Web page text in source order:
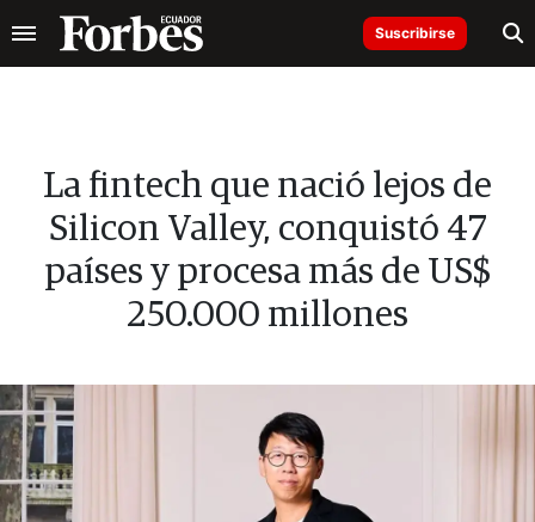
Suscribirse
La fintech que nació lejos de
Silicon Valley, conquistó 47
países y procesa más de US$
250.000 millones